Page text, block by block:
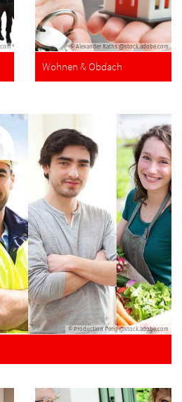
© Alexander Raths @stock.adobe.com
Wohnen & Obdach
© Production Perig @stock.adobe.com